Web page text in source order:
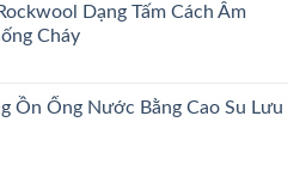
Dạng Tấm Cách Âm
Cháy
Ồn Ống Nước Bằng Cao Su Lưu